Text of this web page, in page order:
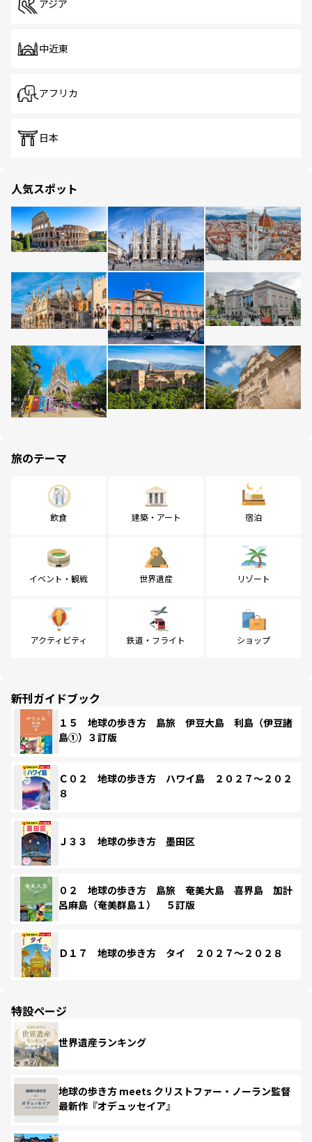
アジア
中近東
アフリカ
日本
人気スポット
旅のテーマ
飲食 建築・アート 宿泊
イベント・観戦 世界遺産 リゾート
アクティビティ 鉄道・フライト ショップ
新刊ガイドブック
１５ 地球の歩き方 島旅 伊豆大島 利島（伊豆諸
島①）３訂版
Ｃ０２ 地球の歩き方 ハワイ島 ２０２７～２０２
８
Ｊ３３ 地球の歩き方 墨田区
０２ 地球の歩き方 島旅 奄美大島 喜界島 加計
呂麻島（奄美群島１） ５訂版
Ｄ１７ 地球の歩き方 タイ ２０２７～２０２８
特設ページ
世界遺産ランキング
地球の歩き方 meets クリストファー・ノーラン監督
最新作『オデュッセイア』